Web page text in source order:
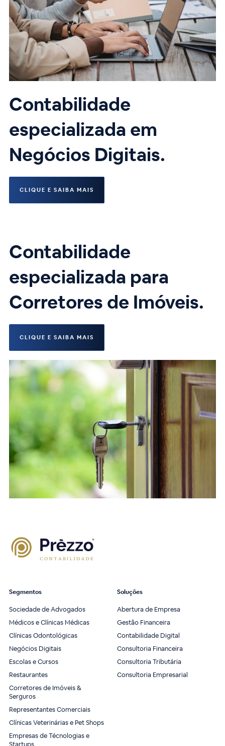
Contabilidade
especializada em
Negócios Digitais.
CLIQUE E SAIBA MAIS
Contabilidade
especializada para
Corretores de Imóveis.
CLIQUE E SAIBA MAIS
Segmentos
Sociedade de Advogados
Médicos e Clínicas Médicas
Clínicas Odontológicas
Negócios Digitais
Escolas e Cursos
Restaurantes
Corretores de Imóveis &
Serguros
Representantes Comerciais
Clínicas Veterinárias e Pet Shops
Empresas de Técnologias e
Startups
Soluções
Abertura de Empresa
Gestão Financeira
Contabilidade Digital
Consultoria Financeira
Consultoria Tributária
Consultoria Empresarial